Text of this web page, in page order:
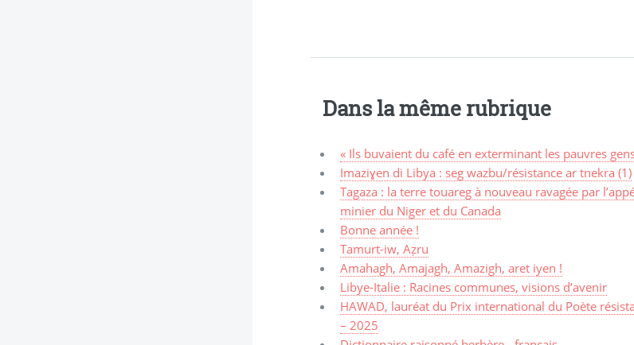
Dans la même rubrique
« Ils buvaient du café en exterminant les pauvres
Imaziɣen di Libya : seg wazbu/résistance ar tnekra (1)
Tagaza : la terre touareg à nouveau ravagée par
minier du Niger et du Canada
Bonne année !
Tamurt-iw, Aẓru
Amahagh, Amajagh, Amazigh, aret iyen !
Libye-Italie : Racines communes, visions d’avenir
HAWAD, lauréat du Prix international du Poète
– 2025